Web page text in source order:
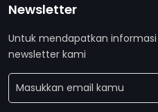
Newsletter
Untuk mendapatkan informasi
newsletter kami